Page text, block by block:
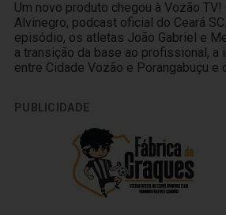
Um novo produto chegou à Vozão TV!
Alvinegro, podcast oficial do Ceará
episódio, os atletas João Gabriel e
a transição da base ao profissional, a
entre Cidade Vozão e Porangabuçu e
PUBLICIDADE